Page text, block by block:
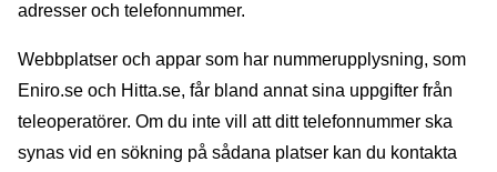
adresser och telefonnummer.
Webbplatser och appar som har nummerupplysning, som
Eniro.se och Hitta.se, får bland annat sina uppgifter från
teleoperatörer. Om du inte vill att ditt telefonnummer ska
synas vid en sökning på sådana platser kan du kontakta